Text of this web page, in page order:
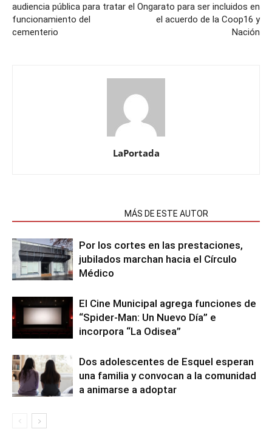
audiencia pública para tratar el
funcionamiento del
cementerio
Ongarato para ser incluidos en
el acuerdo de la Coop16 y
Nación
LaPortada
MÁS DE ESTE AUTOR
Por los cortes en las prestaciones,
jubilados marchan hacia el Círculo
Médico
El Cine Municipal agrega funciones de
“Spider-Man: Un Nuevo Día” e
incorpora “La Odisea”
Dos adolescentes de Esquel esperan
una familia y convocan a la comunidad
a animarse a adoptar